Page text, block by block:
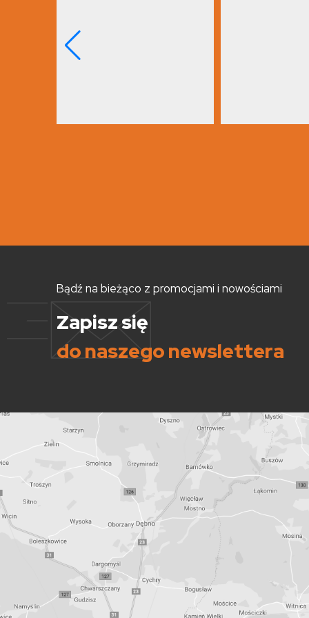
Bądź na bieżąco z promocjami i nowościami
Zapisz się
do naszego newslettera